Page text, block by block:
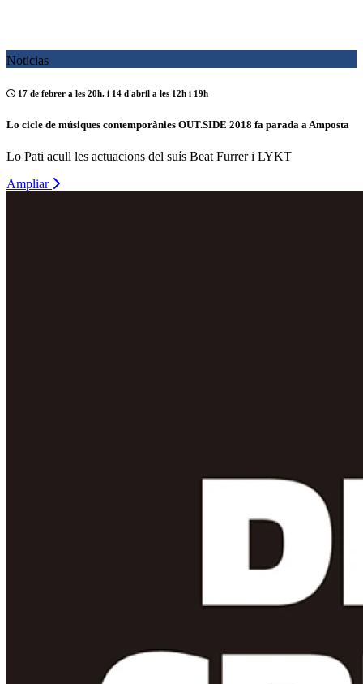
Noticias
17 de febrer a les 20h. i 14 d'abril a les 12h i 19h
Lo cicle de músiques contemporànies OUT.SIDE 2018 fa parada a Amposta
Lo Pati acull les actuacions del suís Beat Furrer i LYKT
Ampliar